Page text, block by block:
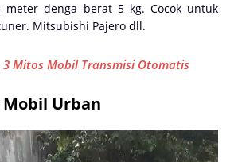
meter denga berat 5 kg. Cocok untuk
Mitsubishi Pajero dll.
3 Mitos Mobil Transmisi Otomatis
Mobil Urban